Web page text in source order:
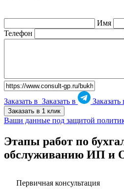
Имя
Телефон
Заказать в Заказать в Заказать
Заказать в 1 клик
Ваши данные под защитой
Этапы работ по
обслуживанию ИП
Первичная консультация